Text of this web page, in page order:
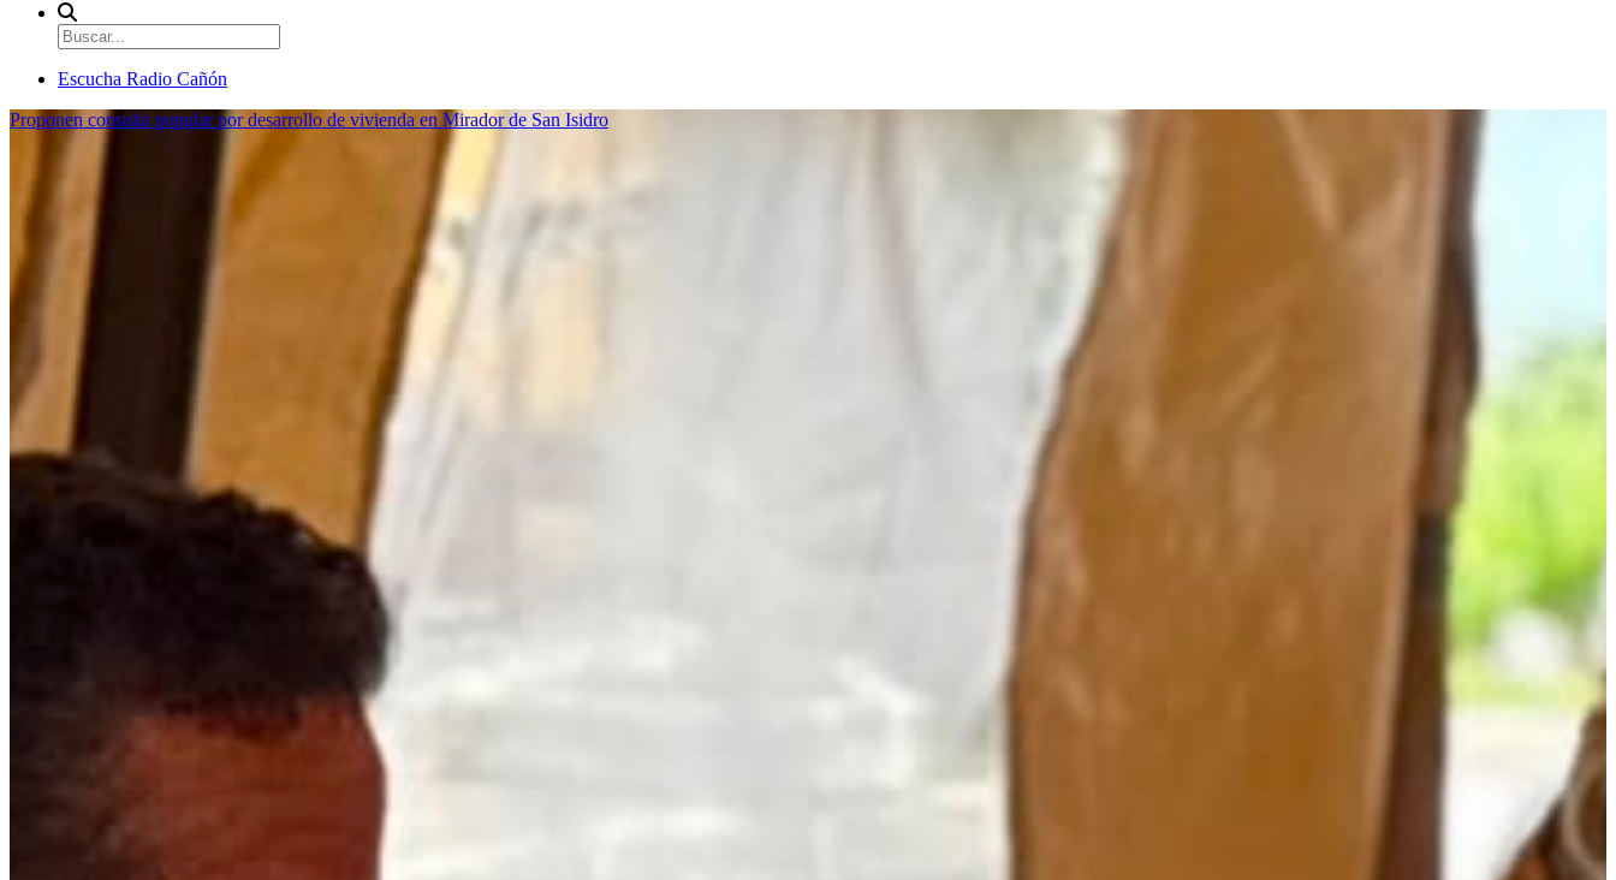
Escucha Radio Cañón
Proponen consulta popular por desarrollo de vivienda en Mirador de San Isidro